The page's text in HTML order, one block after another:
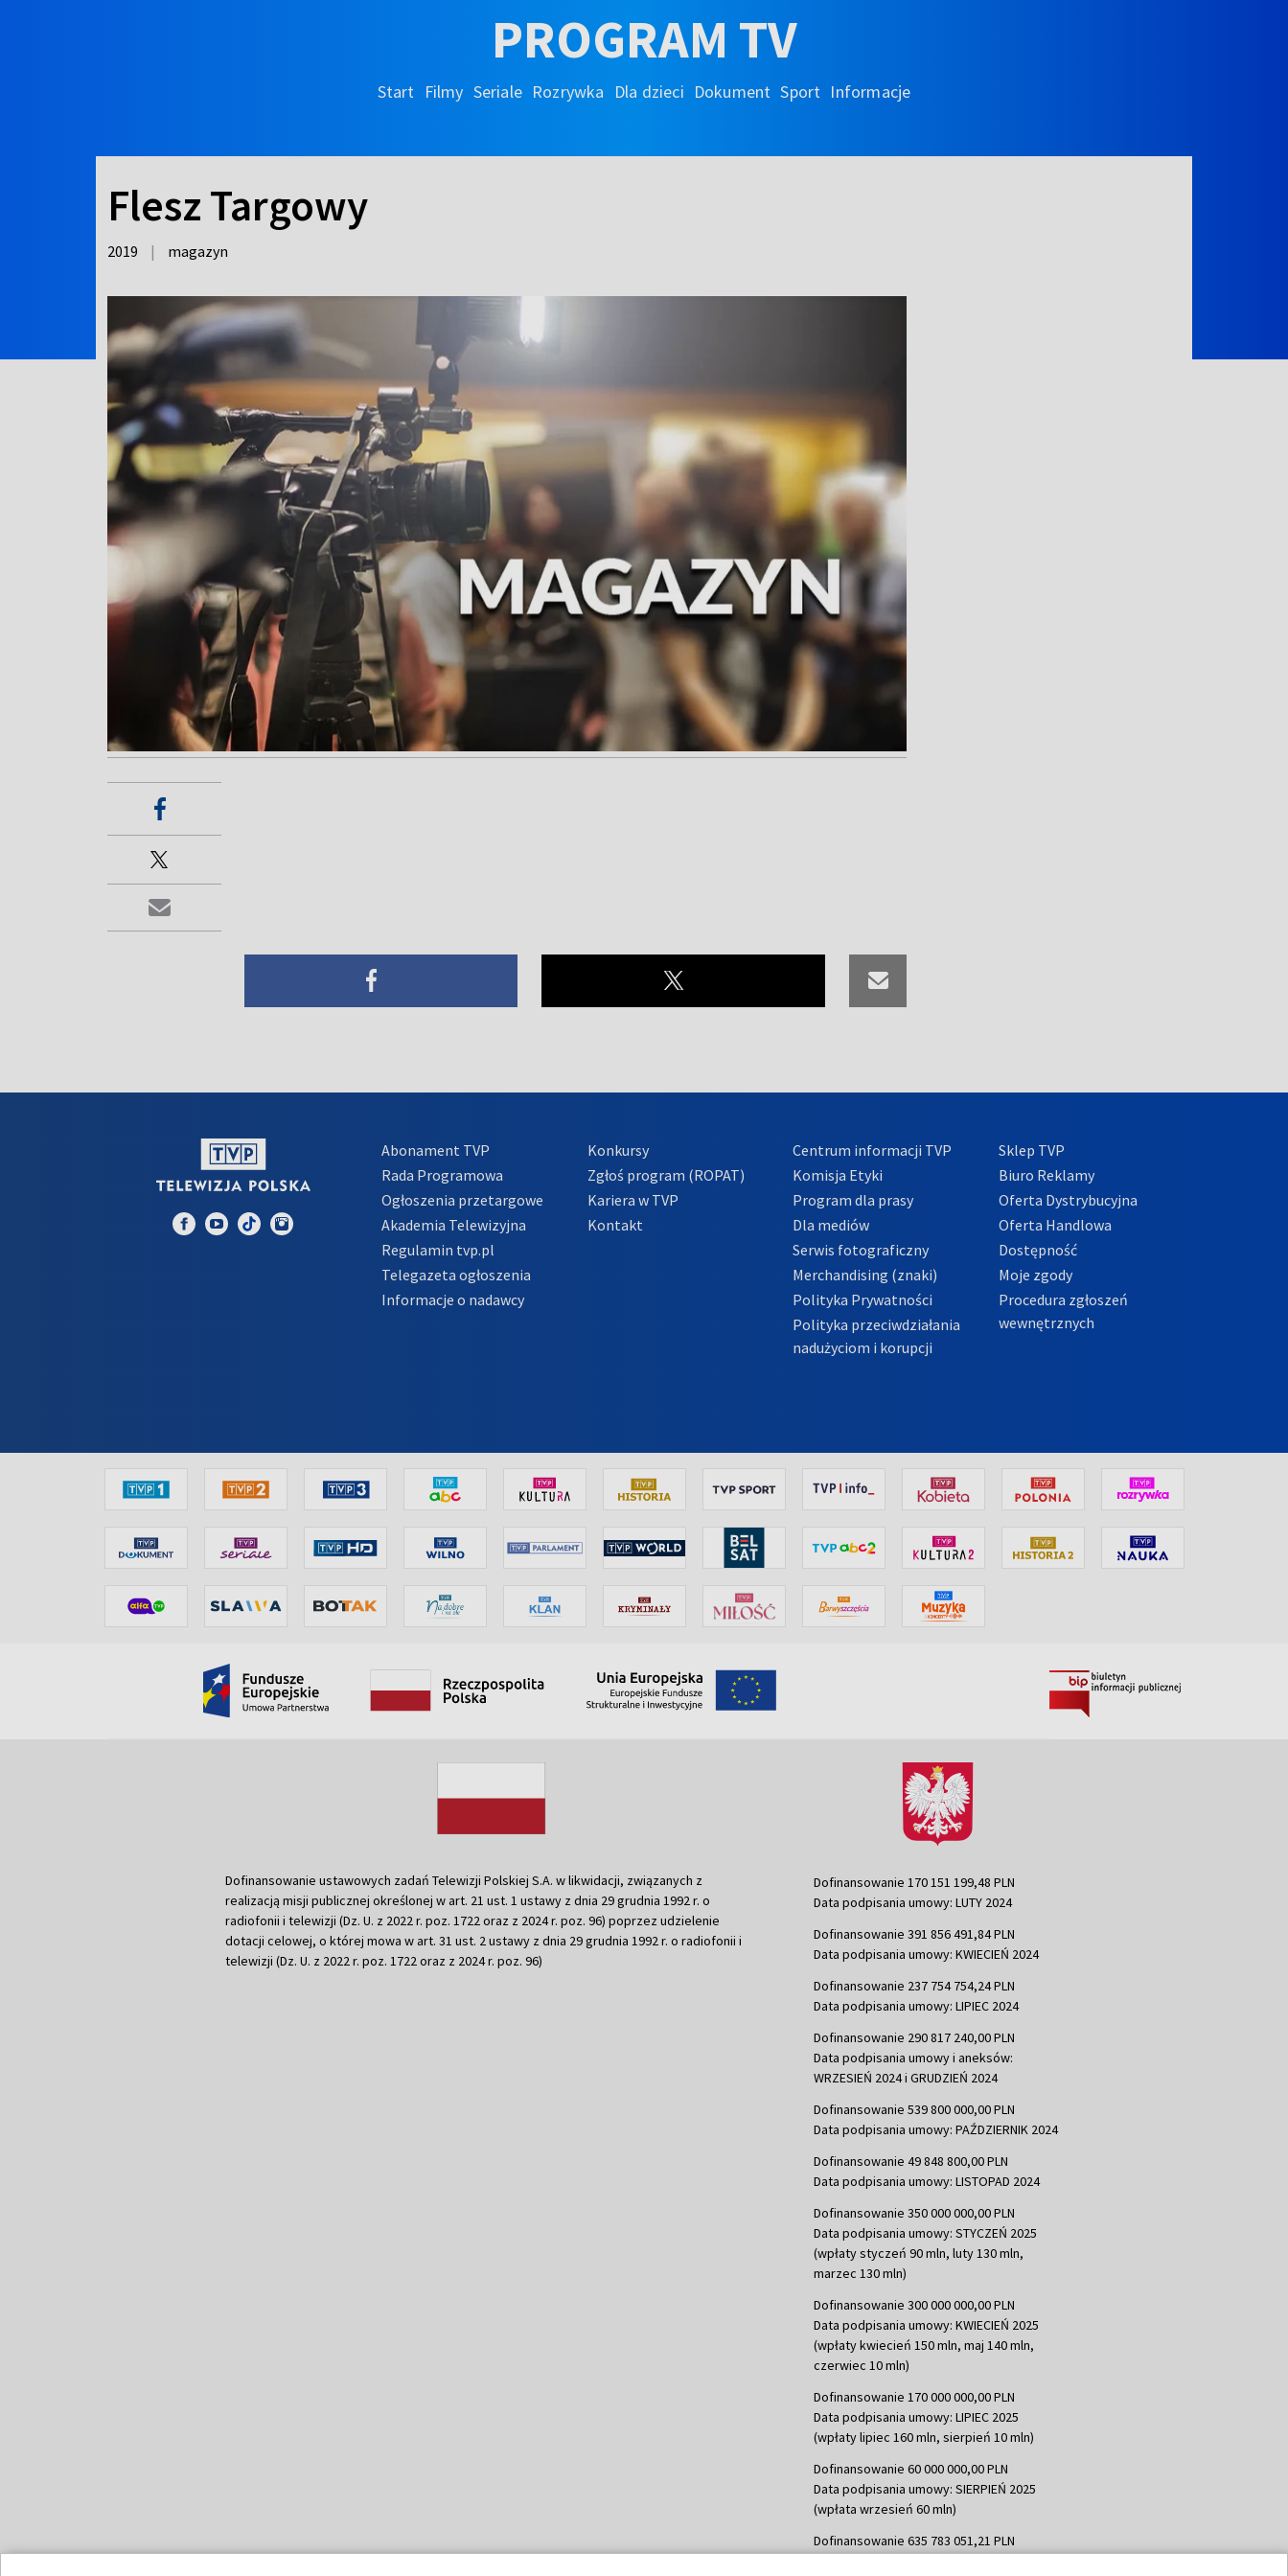
PROGRAM TV
Start Filmy Seriale Rozrywka Dla dzieci Dokument Sport Informacje
Flesz Targowy
2019 | magazyn
Abonament TVP
Rada Programowa
Ogłoszenia przetargowe
Akademia Telewizyjna
Regulamin tvp.pl
Telegazeta ogłoszenia
Informacje o nadawcy
Konkursy
Zgłoś program (ROPAT)
Kariera w TVP
Kontakt
Centrum informacji TVP
Komisja Etyki
Program dla prasy
Dla mediów
Serwis fotograficzny
Merchandising (znaki)
Polityka Prywatności
Polityka przeciwdziałania
nadużyciom i korupcji
Sklep TVP
Biuro Reklamy
Oferta Dystrybucyjna
Oferta Handlowa
Dostępność
Moje zgody
Procedura zgłoszeń
wewnętrznych
Dofinansowanie ustawowych zadań Telewizji Polskiej S.A. w likwidacji, związanych z
realizacją misji publicznej określonej w art. 21 ust. 1 ustawy z dnia 29 grudnia 1992 r. o
radiofonii i telewizji (Dz. U. z 2022 r. poz. 1722 oraz z 2024 r. poz. 96) poprzez udzielenie
dotacji celowej, o której mowa w art. 31 ust. 2 ustawy z dnia 29 grudnia 1992 r. o radiofonii i
telewizji (Dz. U. z 2022 r. poz. 1722 oraz z 2024 r. poz. 96)
Dofinansowanie 170 151 199,48 PLN
Data podpisania umowy: LUTY 2024
Dofinansowanie 391 856 491,84 PLN
Data podpisania umowy: KWIECIEŃ 2024
Dofinansowanie 237 754 754,24 PLN
Data podpisania umowy: LIPIEC 2024
Dofinansowanie 290 817 240,00 PLN
Data podpisania umowy i aneksów:
WRZESIEŃ 2024 i GRUDZIEŃ 2024
Dofinansowanie 539 800 000,00 PLN
Data podpisania umowy: PAŹDZIERNIK 2024
Dofinansowanie 49 848 800,00 PLN
Data podpisania umowy: LISTOPAD 2024
Dofinansowanie 350 000 000,00 PLN
Data podpisania umowy: STYCZEŃ 2025
(wpłaty styczeń 90 mln, luty 130 mln,
marzec 130 mln)
Dofinansowanie 300 000 000,00 PLN
Data podpisania umowy: KWIECIEŃ 2025
(wpłaty kwiecień 150 mln, maj 140 mln,
czerwiec 10 mln)
Dofinansowanie 170 000 000,00 PLN
Data podpisania umowy: LIPIEC 2025
(wpłaty lipiec 160 mln, sierpień 10 mln)
Dofinansowanie 60 000 000,00 PLN
Data podpisania umowy: SIERPIEŃ 2025
(wpłata wrzesień 60 mln)
Dofinansowanie 635 783 051,21 PLN